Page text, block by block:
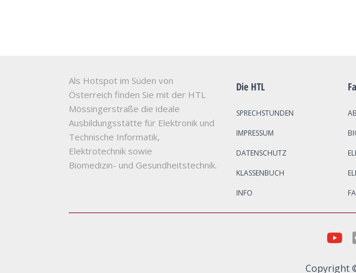
Als Hotspot im Süden von
Österreich finden Sie mit der HTL
Mössingerstraße die ideale
Ausbildungsstätte für Elektronik und
Technische Informatik,
Elektrotechnik sowie
Biomedizin- und Gesundheitstechnik.
Die HTL
SPRECHSTUNDEN
IMPRESSUM
DATENSCHUTZ
KLASSENBUCH
INFO
Copyright